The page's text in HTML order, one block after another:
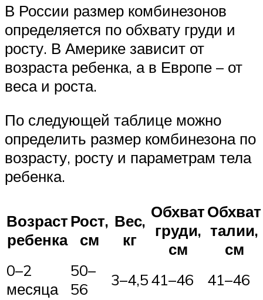
В России размер комбинезонов
определяется по обхвату груди и
росту. В Америке зависит от
возраста ребенка, а в Европе – от
веса и роста.
По следующей таблице можно
определить размер комбинезона по
возрасту, росту и параметрам тела
ребенка.
Возраст
ребенка
Рост,
см
Вес,
кг
Обхват
груди,
см
Обхват
талии,
см
0–2
месяца
50–
56
3–4,541–46
41–46